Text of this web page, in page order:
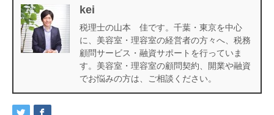
kei
税理士の山本 佳です。千葉・東京を中心
に、美容室・理容室の経営者の方々へ、税務
顧問サービス・融資サポートを行っていま
す。美容室・理容室の顧問契約、開業や融資
でお悩みの方は、ご相談ください。